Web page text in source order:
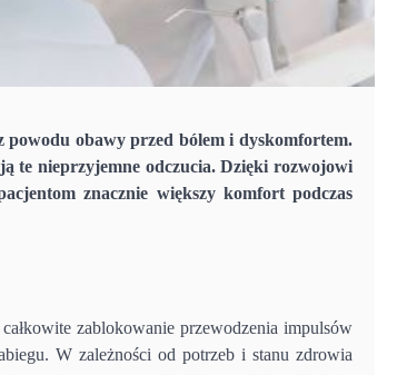
powodu obawy przed bólem i dyskomfortem.
te nieprzyjemne odczucia. Dzięki rozwojowi
znacznie większy komfort podczas
zablokowanie przewodzenia impulsów
W zależności od potrzeb i stanu zdrowia